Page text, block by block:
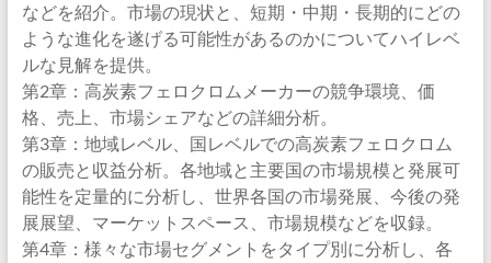
などを紹介。市場の現状と、短期・中期・長期的にどの
ような進化を遂げる可能性があるのかについてハイレベ
ルな見解を提供。
第2章：高炭素フェロクロムメーカーの競争環境、価
格、売上、市場シェアなどの詳細分析。
第3章：地域レベル、国レベルでの高炭素フェロクロム
の販売と収益分析。各地域と主要国の市場規模と発展可
能性を定量的に分析し、世界各国の市場発展、今後の発
展展望、マーケットスペース、市場規模などを収録。
第4章：様々な市場セグメントをタイプ別に分析し、各